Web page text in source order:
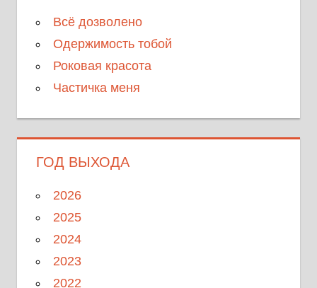
Всё дозволено
Одержимость тобой
Роковая красота
Частичка меня
ГОД ВЫХОДА
2026
2025
2024
2023
2022